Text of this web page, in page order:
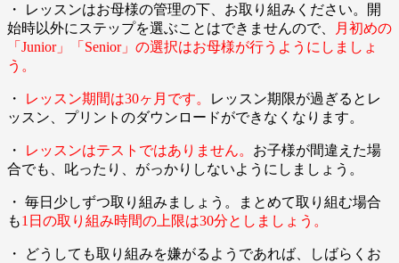
・ レッスンはお母様の管理の下、お取り組みください。開
始時以外にステップを選ぶことはできませんので、
月初めの
「Junior」「Senior」の選択はお母様が行うようにしましょ
う。
・ レッスン期間は30ヶ月です。
レッスン期限が過ぎるとレ
ッスン、プリントのダウンロードができなくなります。
・ レッスンはテストではありません。 お子様が間違えた場
合でも、叱ったり、がっかりしないようにしましょう。
・ 毎日少しずつ取り組みましょう。まとめて取り組む場合
も1日の取り組み時間の上限は30分としましょう。
・ どうしても取り組みを嫌がるようであれば、しばらくお